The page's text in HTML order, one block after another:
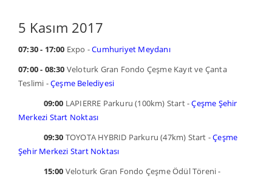
5 Kasım 2017
07:30 - 17:00 Expo -Cumhuriyet Meydanı
07:00 - 08:30 Veloturk Gran Fondo Çeşme Kayıt ve Çanta
Teslimi -Çeşme Belediyesi
09:00 LAPIERRE Parkuru (100km) Start -Çeşme Şehir
Merkezi Start Noktası
09:30 TOYOTA HYBRID Parkuru (47km) Start -Çeşme
Şehir Merkezi Start Noktası
15:00 Veloturk Gran Fondo Çeşme Ödül Töreni -